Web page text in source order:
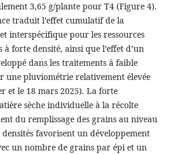
3,65 g/plante pour T4 (Figure 4).
traduit l’effet cumulatif de la
interspécifique pour les ressources
forte densité, ainsi que l’effet d’un
dans les traitements à faible
une pluviométrie relativement élevée
et le 18 mars 2025). La forte
sèche individuelle à la récolte
du remplissage des grains au niveau
densités favorisent un développement
un nombre de grains par épi et un